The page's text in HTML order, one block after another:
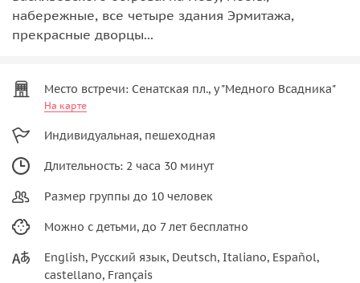
набережные, все четыре здания Эрмитажа,
прекрасные дворцы...
Место встречи: Сенатская пл., у "Медного Всадника"
На карте
Индивидуальная, пешеходная
Длительность: 2 часа 30 минут
Размер группы до 10 человек
Можно с детьми, до 7 лет бесплатно
English, Русский язык, Deutsch, Italiano, Español,
castellano, Français